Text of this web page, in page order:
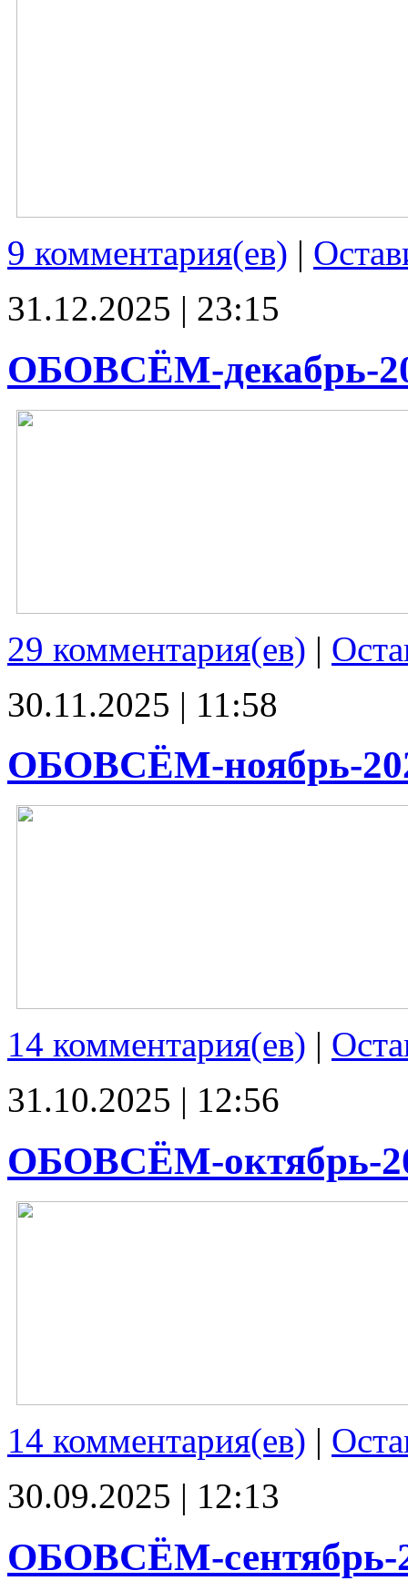
9 комментария(ев) |
31.12.2025 | 23:15
ОБОВСЁМ-декабрь-
29 комментария(ев) |
30.11.2025 | 11:58
ОБОВСЁМ-ноябрь-
14 комментария(ев) |
31.10.2025 | 12:56
ОБОВСЁМ-октябрь-
14 комментария(ев) |
30.09.2025 | 12:13
ОБОВСЁМ-сентябрь-